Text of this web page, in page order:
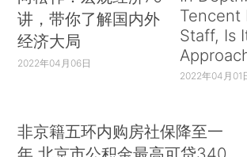
讲，带你了解国内外
经济大局
2022年04月06日
Tencent
Staff, Is
2022年04月01
非京籍五环内购房社保降至一